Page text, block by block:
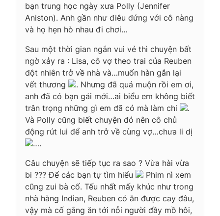
bạn trung học ngày xưa Polly (Jennifer
Aniston). Anh gần như điêu đứng với cô nàng
và họ hẹn hò nhau đi chơi…
Sau một thời gian ngắn vui vẻ thì chuyện bất
ngờ xảy ra : Lisa, cô vợ theo trai của Reuben
đột nhiên trở về nhà và…muốn hàn gắn lại
vết thương
. Nhưng đã quá muộn rồi em ơi,
anh đã có bạn gái mới…ai biểu em không biết
trân trọng những gì em đã có mà làm chi
.
Và Polly cũng biết chuyện đó nên cô chủ
động rút lui để anh trở về cùng vợ…chưa li dị
….
Câu chuyện sẽ tiếp tục ra sao ? Vừa hài vừa
bi ??? Để các bạn tự tìm hiểu
Phim nì xem
cũng zui bà cố. Tếu nhất mấy khúc như trong
nhà hàng Indian, Reuben có ăn được cay đâu,
vậy mà cố gắng ăn tới nỗi người đầy mồ hôi,